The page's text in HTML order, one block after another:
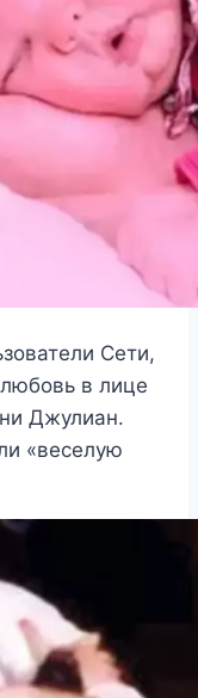
Сети,
в лице
Джулиан.
«веселую